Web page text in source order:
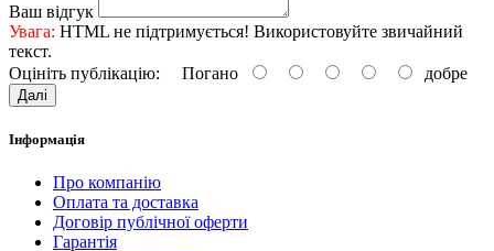
Ваш відгук
Увага: HTML не підтримується! Використовуйте звичайний
текст.
Оцініть публікацію: Погано добре
Далі
Інформація
Про компанію
Оплата та доставка
Договір публічної оферти
Гарантія